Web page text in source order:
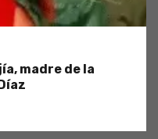
madre de la